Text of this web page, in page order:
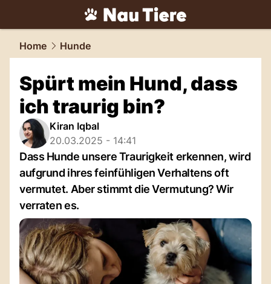
tiere.NAU.ch
Home Hunde
Spürt mein Hund, dass
ich traurig bin?
Kiran Iqbal
20.03.2025 - 14:41
Dass Hunde unsere Traurigkeit erkennen, wird
aufgrund ihres feinfühligen Verhaltens oft
vermutet. Aber stimmt die Vermutung? Wir
verraten es.